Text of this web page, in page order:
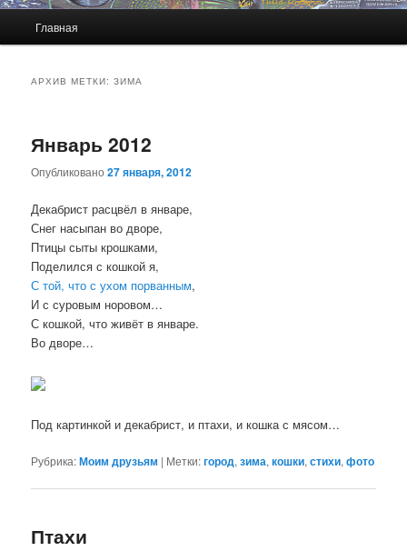
Главная
АРХИВ МЕТКИ:ЗИМА
Январь 2012
Опубликовано27 января, 2012
Декабрист расцвёл в январе,
Снег насыпан во дворе,
Птицы сыты крошками,
Поделился с кошкой я,
С той, что с ухом порванным,
И с суровым норовом…
С кошкой, что живёт в январе.
Во дворе…
Под картинкой и декабрист, и птахи, и кошка с мясом…
Рубрика:Моим друзьям | Метки:город,зима,кошки,стихи,фото
Птахи